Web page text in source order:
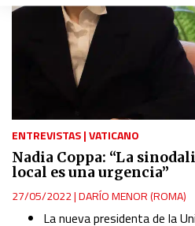
ENTREVISTAS|VATICANO
Nadia Coppa: “La
local es una urgencia”
27/05/2022|DARÍO MENOR (ROMA)
La nueva presidenta de la
Create profiles to personalise
Use profiles to select
Measure content performance
Understand audiences through
of data from different sources